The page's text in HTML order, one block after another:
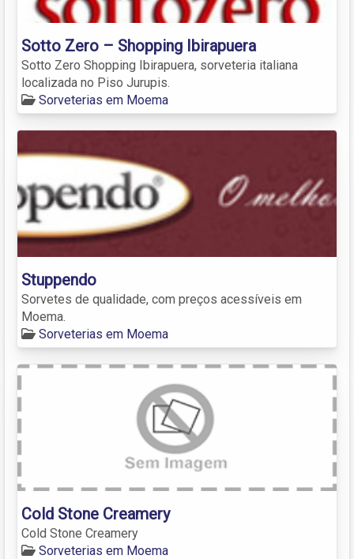
Sotto Zero – Shopping Ibirapuera
Sotto Zero Shopping Ibirapuera, sorveteria italiana
localizada no Piso Jurupis.
Sorveterias em Moema
Stuppendo
Sorvetes de qualidade, com preços acessíveis em
Moema.
Sorveterias em Moema
Cold Stone Creamery
Cold Stone Creamery
Sorveterias em Moema